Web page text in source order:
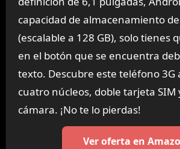
capacidad de almacenamiento de
(escalable a 128 GB), solo tienes
en el botón que se encuentra
texto. Descubre este teléfono 3G
cuatro núcleos, doble tarjeta SIM
cámara. ¡No te lo pierdas!
Ver oferta en